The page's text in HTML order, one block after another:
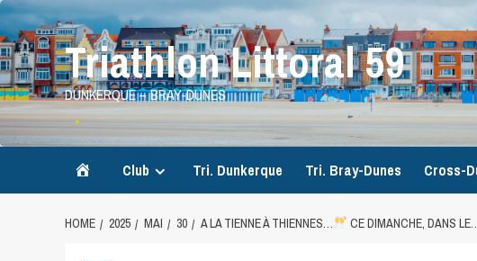
Skip
to
content
Triathlon Littoral 59
DUNKERQUE – BRAY-DUNES
Accueil
Club Tri. Dunkerque Tri. Bray-Dunes Cross-
HOME 2025 MAI 30 A LA TIENNE À THIENNES… CE DIMANCHE, DANS